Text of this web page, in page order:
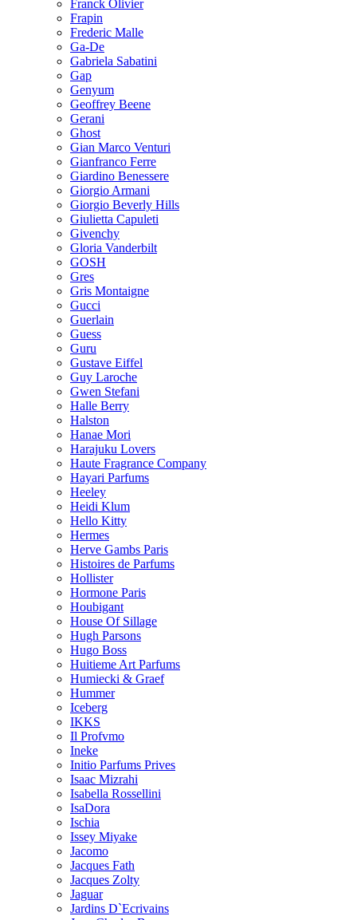
Franck Olivier
Frapin
Frederic Malle
Ga-De
Gabriela Sabatini
Gap
Genyum
Geoffrey Beene
Gerani
Ghost
Gian Marco Venturi
Gianfranco Ferre
Giardino Benessere
Giorgio Armani
Giorgio Beverly Hills
Giulietta Capuleti
Givenchy
Gloria Vanderbilt
GOSH
Gres
Gris Montaigne
Gucci
Guerlain
Guess
Guru
Gustave Eiffel
Guy Laroche
Gwen Stefani
Halle Berry
Halston
Hanae Mori
Harajuku Lovers
Haute Fragrance Company
Hayari Parfums
Heeley
Heidi Klum
Hello Kitty
Hermes
Herve Gambs Paris
Histoires de Parfums
Hollister
Hormone Paris
Houbigant
House Of Sillage
Hugh Parsons
Hugo Boss
Huitieme Art Parfums
Humiecki & Graef
Hummer
Iceberg
IKKS
Il Profvmo
Ineke
Initio Parfums Prives
Isaac Mizrahi
Isabella Rossellini
IsaDora
Ischia
Issey Miyake
Jacomo
Jacques Fath
Jacques Zolty
Jaguar
Jardins D`Ecrivains